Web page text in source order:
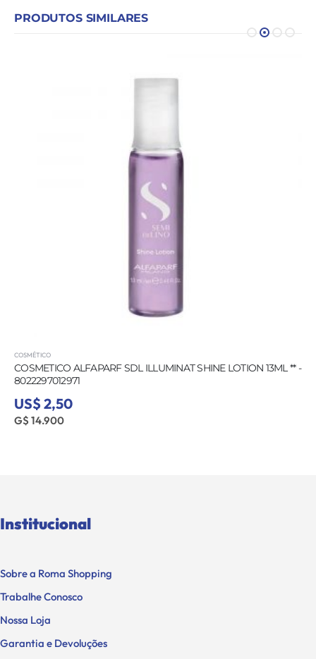
PRODUTOS SIMILARES
COSMÉTICO
COSMETICO ALFAPARF SDL ILLUMINAT SHINE LOTION 13ML ** -
8022297012971
US$ 2,50
G$ 14.900
Institucional
Sobre a Roma Shopping
Trabalhe Conosco
Nossa Loja
Garantia e Devoluções